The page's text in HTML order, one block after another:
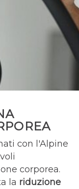
con l'Alpine
corporea.
la riduzione